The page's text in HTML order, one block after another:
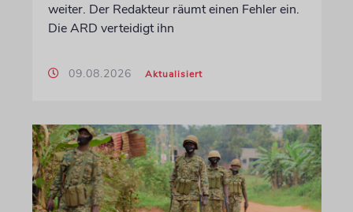
weiter. Der Redakteur räumt einen Fehler ein.
Die ARD verteidigt ihn
09.08.2026 Aktualisiert